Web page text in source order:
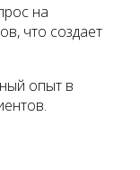
на
что создает
опыт в